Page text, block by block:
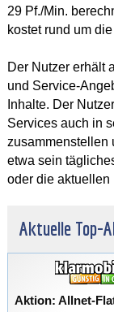
29 Pf./Min.
kostet rund um
Der Nutzer erhält
und Service-
Inhalte. Der
Services auch in
zusammenstellen
etwa sein
oder die aktuellen
Aktuelle Top-
Aktion: Allnet-